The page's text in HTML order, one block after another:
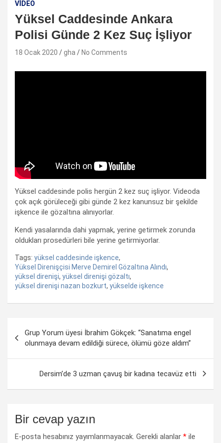
VIDEO
Yüksel Caddesinde Ankara
Polisi Günde 2 Kez Suç İşliyor
18 Ocak 2020 gha No Comments
Yüksel caddesinde polis hergün 2 kez suç işliyor. Videoda
çok açık görüleceği gibi günde 2 kez kanunsuz bir şekilde
işkence ile gözaltına alınıyorlar.
Kendi yasalarında dahi yapmak, yerine getirmek zorunda
oldukları prosedürleri bile yerine getirmiyorlar.
Tags: yüksel caddesinde işkence,
Yüksel Direnişçisi Merve Demirel Gözaltına Alındı,
yüksel direnişi, yüksel direnişi gözaltı,
yüksel direnişi nazan bozkurt, yükselde işkence
dolaşımı
Grup Yorum üyesi İbrahim Gökçek: “Sanatıma engel
olunmaya devam edildiği sürece, ölümü göze aldım”
Dersim’de 3 uzman çavuş bir kadına tecavüz etti
Bir cevap yazın
E-posta hesabınız yayımlanmayacak. Gerekli alanlar * ile